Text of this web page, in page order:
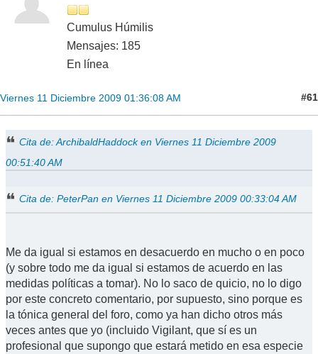
Cumulus Húmilis
Mensajes: 185
En línea
Viernes 11 Diciembre 2009 01:36:08 AM #61
Cita de: ArchibaldHaddock en Viernes 11 Diciembre 2009
00:51:40 AM
Cita de: PeterPan en Viernes 11 Diciembre 2009 00:33:04 AM
Me da igual si estamos en desacuerdo en mucho o en poco
(y sobre todo me da igual si estamos de acuerdo en las
medidas políticas a tomar). No lo saco de quicio, no lo digo
por este concreto comentario, por supuesto, sino porque es
la tónica general del foro, como ya han dicho otros más
veces antes que yo (incluido Vigilant, que sí es un
profesional que supongo que estará metido en esa especie